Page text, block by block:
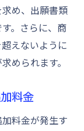
め、出願書類
。さらに、商
えないように
められます。
料金
料金が発生す